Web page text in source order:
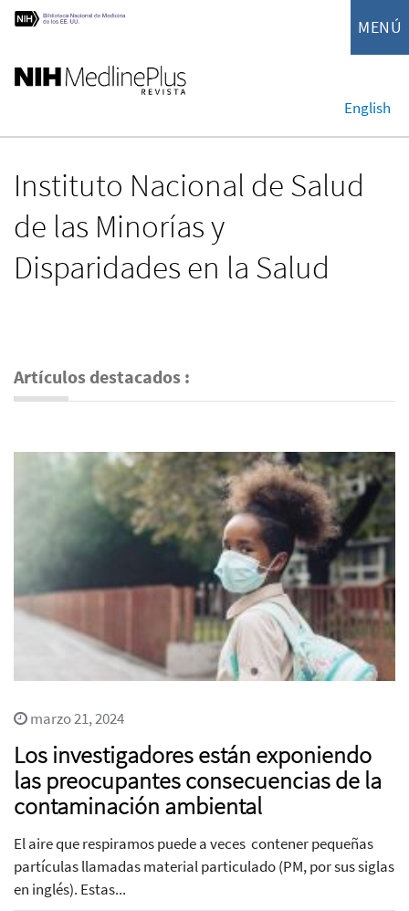
MENÚ
English
Instituto Nacional de Salud
de las Minorías y
Disparidades en la Salud
Artículos destacados :
marzo 21, 2024
Los investigadores están exponiendo
las preocupantes consecuencias de la
contaminación ambiental
El aire que respiramos puede a veces contener pequeñas
partículas llamadas material particulado (PM, por sus siglas
en inglés). Estas...